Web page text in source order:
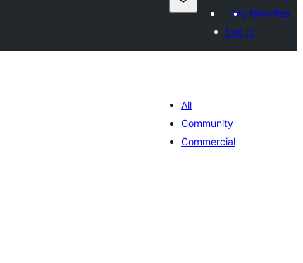
My favorites
Log in
All
Community
Commercial